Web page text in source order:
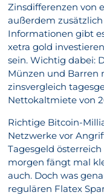
Zinsdifferenzen von
außerdem
Informationen gibt
xetra gold
sein. Wichtig dabei:
Münzen und Barren
zinsvergleich
Nettokaltmiete von
Richtige Bitcoin-
Netzwerke vor
Tagesgeld
morgen fängt mal
auch. Doch was
regulären Flatex